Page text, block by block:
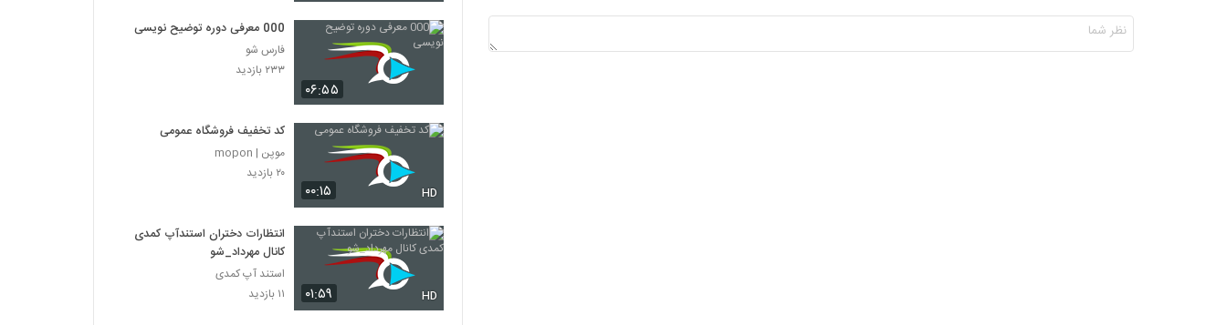
۰۶:۵۵
000 معرفی دوره توضیح نویسی
فارس شو
۲۳۳ بازدید
۰۰:۱۵ HD
کد تخفیف فروشگاه عمومی
موپن | mopon
۲۰ بازدید
۰۱:۵۹ HD
انتظارات دختران استندآپ کمدی
کانال مهرداد_شو
استند آپ کمدی
۱۱ بازدید